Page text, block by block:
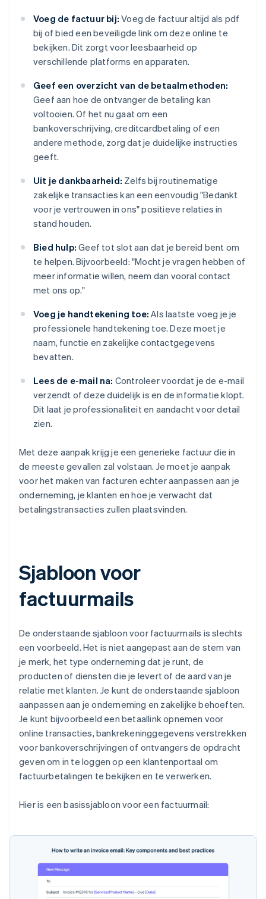
Voeg de factuur bij: Voeg de factuur altijd als pdf
bij of bied een beveiligde link om deze online te
bekijken. Dit zorgt voor leesbaarheid op
verschillende platforms en apparaten.
Geef een overzicht van de betaalmethoden:
Geef aan hoe de ontvanger de betaling kan
voltooien. Of het nu gaat om een
bankoverschrijving, creditcardbetaling of een
andere methode, zorg dat je duidelijke instructies
geeft.
Uit je dankbaarheid: Zelfs bij routinematige
zakelijke transacties kan een eenvoudig "Bedankt
voor je vertrouwen in ons" positieve relaties in
stand houden.
Bied hulp: Geef tot slot aan dat je bereid bent om
te helpen. Bijvoorbeeld: "Mocht je vragen hebben of
meer informatie willen, neem dan vooral contact
met ons op."
Voeg je handtekening toe: Als laatste voeg je je
professionele handtekening toe. Deze moet je
naam, functie en zakelijke contactgegevens
bevatten.
Lees de e-mail na: Controleer voordat je de e-mail
verzendt of deze duidelijk is en de informatie klopt.
Dit laat je professionaliteit en aandacht voor detail
zien.
Met deze aanpak krijg je een generieke factuur die in
de meeste gevallen zal volstaan. Je moet je aanpak
voor het maken van facturen echter aanpassen aan je
onderneming, je klanten en hoe je verwacht dat
betalingstransacties zullen plaatsvinden.
Sjabloon voor
factuurmails
De onderstaande sjabloon voor factuurmails is slechts
een voorbeeld. Het is niet aangepast aan de stem van
je merk, het type onderneming dat je runt, de
producten of diensten die je levert of de aard van je
relatie met klanten. Je kunt de onderstaande sjabloon
aanpassen aan je onderneming en zakelijke behoeften.
Je kunt bijvoorbeeld een betaallink opnemen voor
online transacties, bankrekeninggegevens verstrekken
voor bankoverschrijvingen of ontvangers de opdracht
geven om in te loggen op een klantenportaal om
factuurbetalingen te bekijken en te verwerken.
Hier is een basissjabloon voor een factuurmail: